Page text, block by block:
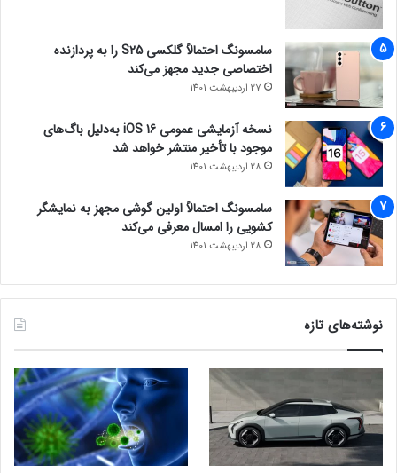
سامسونگ احتمالاً گلکسی S25 را به پردازنده
اختصاصی جدید مجهز می‌کند
27 اردیبهشت 1401
نسخه آزمایشی عمومی iOS 16 به‌دلیل باگ‌های
موجود با تأخیر منتشر خواهد شد
28 اردیبهشت 1401
سامسونگ احتمالاً اولین گوشی مجهز به نمایشگر
کشویی را امسال معرفی می‌کند
28 اردیبهشت 1401
نوشته‌های تازه